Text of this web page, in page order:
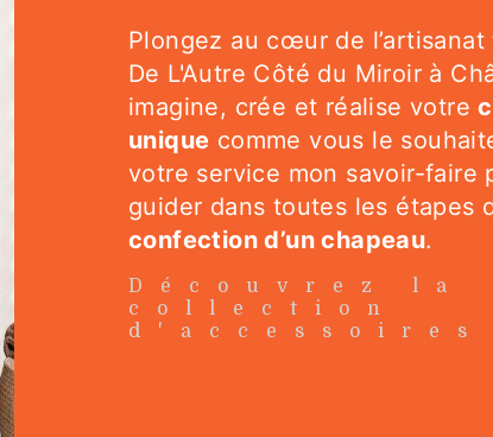
Plongez au cœur de l’artisanat
De L'Autre Côté du Miroir à
imagine, crée et réalise votre
unique comme vous le
votre service mon savoir-faire
guider dans toutes les étapes
confection d’un chapeau.
Découvrez la
collection
d'accessoires